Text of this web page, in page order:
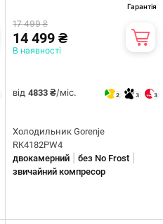
Гарантія
17 499 ₴
14 499 ₴
В наявності
від 4833 ₴/міс. 2 3 3
Холодильник Gorenje
RK4182PW4
двокамерний
без No Frost
звичайний компресор